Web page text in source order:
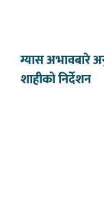
ग्यास अभावबारे
शाहीको निर्देशन